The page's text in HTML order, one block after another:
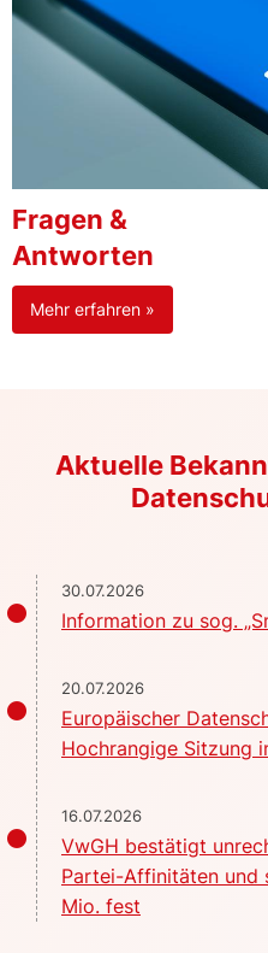
Fragen &
Antworten
Mehr erfahren »
Aktuelle
30.07.2026
Information zu sog.
20.07.2026
Europäischer
Hochrangige Sitzung
16.07.2026
VwGH bestätigt
Partei-Affinitäten und
Mio. fest